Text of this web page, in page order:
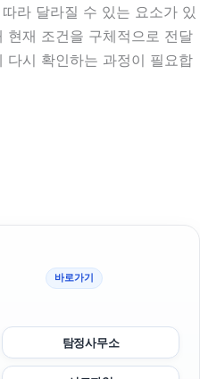
라 달라질 수 있는 요소가 있
현재 조건을 구체적으로 전달
다시 확인하는 과정이 필요합
바로가기
탐정사무소